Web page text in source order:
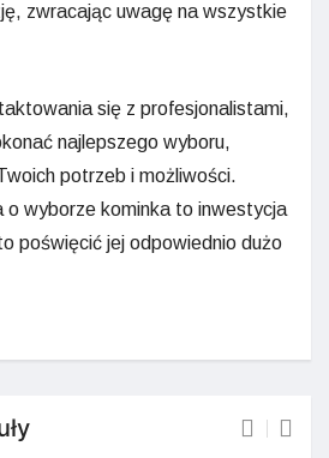
zwracając uwagę na wszystkie
się z profesjonalistami,
najlepszego wyboru,
potrzeb i możliwości.
o wyborze kominka to inwestycja
poświęcić jej odpowiednio dużo